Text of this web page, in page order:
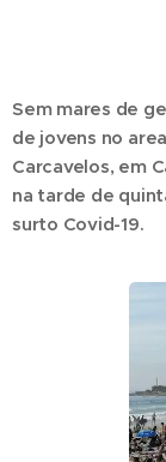
Sem mares de
de jovens no
Carcavelos, em
na tarde de
surto Covid-19.